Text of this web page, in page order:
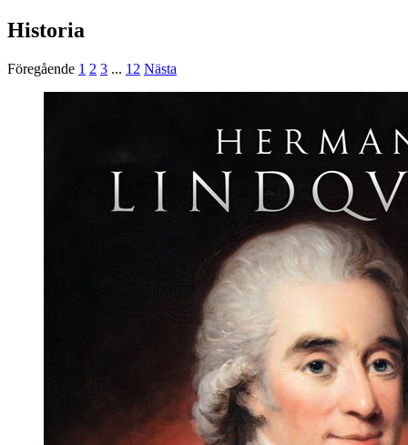
Historia
Föregående 1 2 3 ... 12 Nästa